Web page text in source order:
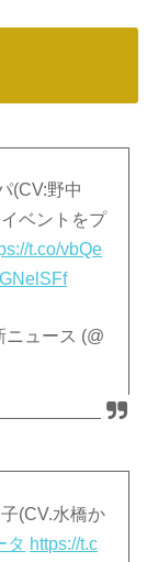
(CV:野中
ベントをプ
t.co/vbQe
ュース (@
(CV.水橋か
タ https://t.c